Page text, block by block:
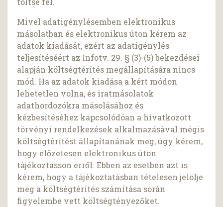
Mivel adatigénylésemben elektronikus
másolatban és elektronikus úton kérem az
adatok kiadását, ezért az adatigénylés
teljesítéséért az Infotv. 29. § (3)-(5) bekezdései
alapján költségtérítés megállapítására nincs
mód. Ha az adatok kiadása a kért módon
lehetetlen volna, és iratmásolatok
adathordozókra másolásához és
kézbesítéséhez kapcsolódóan a hivatkozott
törvényi rendelkezések alkalmazásával mégis
költségtérítést állapítanának meg, úgy kérem,
hogy előzetesen elektronikus úton
tájékoztasson erről. Ebben az esetben azt is
kérem, hogy a tájékoztatásban tételesen jelölje
meg a költségtérítés számítása során
figyelembe vett költségtényezőket.